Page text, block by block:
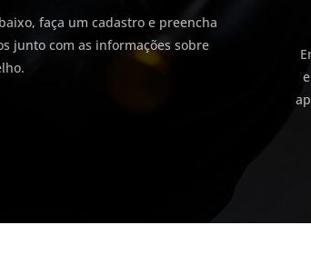
faça um cadastro e preencha
junto com as informações sobre